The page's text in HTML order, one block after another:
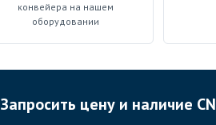
конвейера на нашем
оборудовании
Запросить цену и наличие